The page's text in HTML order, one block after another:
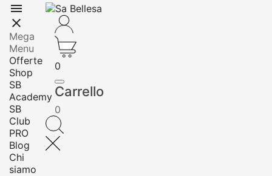


Mega
Menu
Offerte
Shop
SB
Academy
SB
Club
PRO
Blog
Chi
siamo
0
Carrello
0